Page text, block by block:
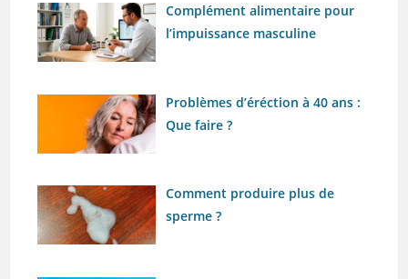
Complément alimentaire pour
l’impuissance masculine
Problèmes d’éréction à 40 ans :
Que faire ?
Comment produire plus de
sperme ?